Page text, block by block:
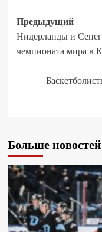
Предыдущий
Нидерланды и
чемпионата мира в
Больше новостей